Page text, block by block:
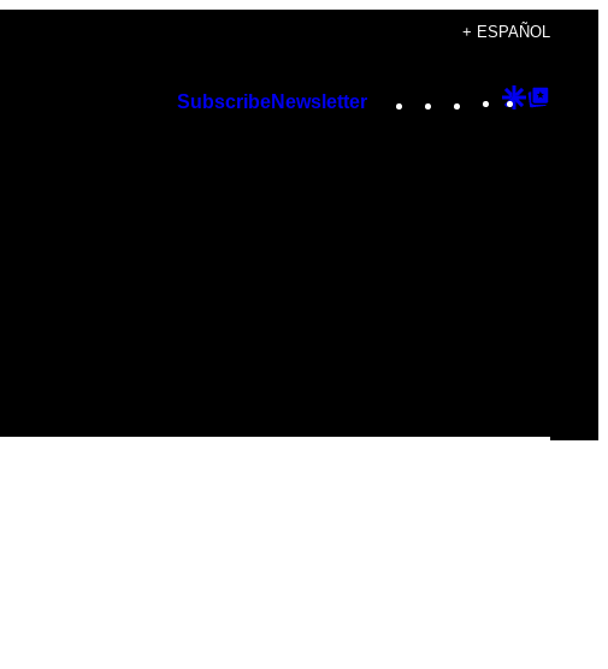
+ ESPAÑOL
SubscribeNewsletter Instagram
TikTok
YouTube
Google